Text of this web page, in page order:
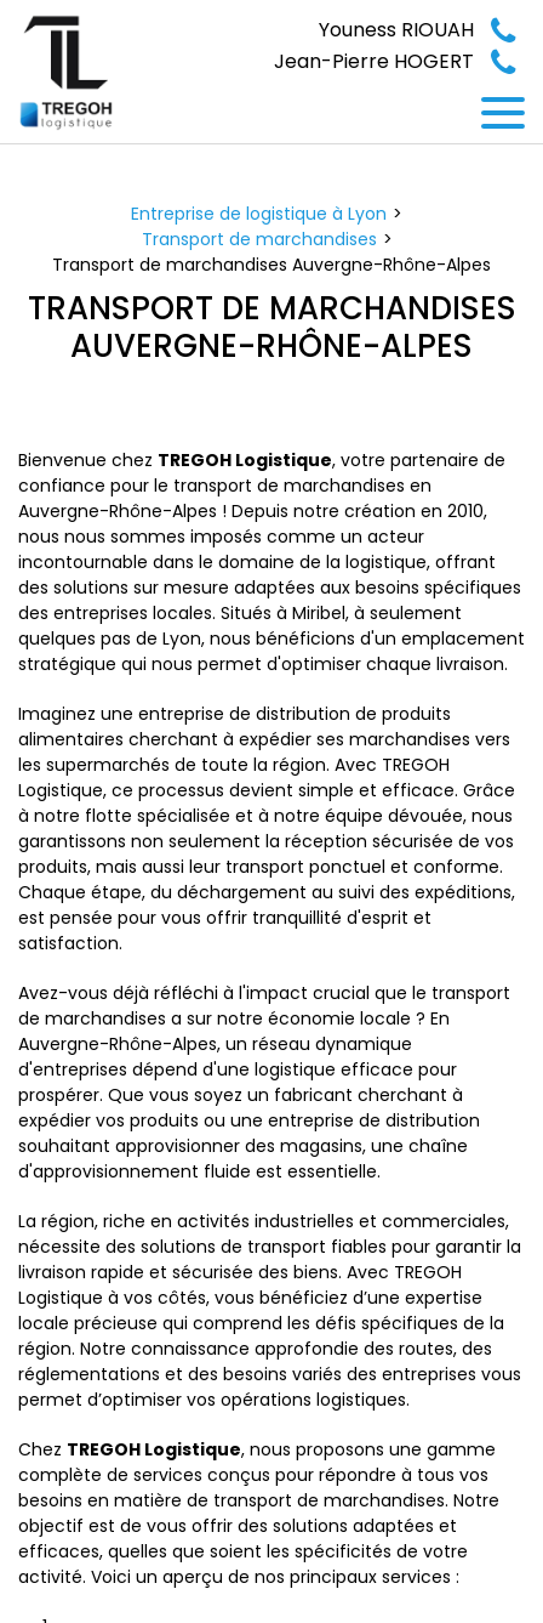
Youness RIOUAH
Jean-Pierre HOGERT
Entreprise de logistique à Lyon
Transport de marchandises
Transport de marchandises Auvergne-Rhône-Alpes
TRANSPORT DE MARCHANDISES
AUVERGNE-RHÔNE-ALPES
Bienvenue chez TREGOH Logistique, votre partenaire de
confiance pour le transport de marchandises en
Auvergne-Rhône-Alpes ! Depuis notre création en 2010,
nous nous sommes imposés comme un acteur
incontournable dans le domaine de la logistique, offrant
des solutions sur mesure adaptées aux besoins spécifiques
des entreprises locales. Situés à Miribel, à seulement
quelques pas de Lyon, nous bénéficions d'un emplacement
stratégique qui nous permet d'optimiser chaque livraison.
Imaginez une entreprise de distribution de produits
alimentaires cherchant à expédier ses marchandises vers
les supermarchés de toute la région. Avec TREGOH
Logistique, ce processus devient simple et efficace. Grâce
à notre flotte spécialisée et à notre équipe dévouée, nous
garantissons non seulement la réception sécurisée de vos
produits, mais aussi leur transport ponctuel et conforme.
Chaque étape, du déchargement au suivi des expéditions,
est pensée pour vous offrir tranquillité d'esprit et
satisfaction.
Avez-vous déjà réfléchi à l'impact crucial que le transport
de marchandises a sur notre économie locale ? En
Auvergne-Rhône-Alpes, un réseau dynamique
d'entreprises dépend d'une logistique efficace pour
prospérer. Que vous soyez un fabricant cherchant à
expédier vos produits ou une entreprise de distribution
souhaitant approvisionner des magasins, une chaîne
d'approvisionnement fluide est essentielle.
La région, riche en activités industrielles et commerciales,
nécessite des solutions de transport fiables pour garantir la
livraison rapide et sécurisée des biens. Avec TREGOH
Logistique à vos côtés, vous bénéficiez d’une expertise
locale précieuse qui comprend les défis spécifiques de la
région. Notre connaissance approfondie des routes, des
réglementations et des besoins variés des entreprises vous
permet d’optimiser vos opérations logistiques.
Chez TREGOH Logistique, nous proposons une gamme
complète de services conçus pour répondre à tous vos
besoins en matière de transport de marchandises. Notre
objectif est de vous offrir des solutions adaptées et
efficaces, quelles que soient les spécificités de votre
activité. Voici un aperçu de nos principaux services :
Panneau de gestion des cookies